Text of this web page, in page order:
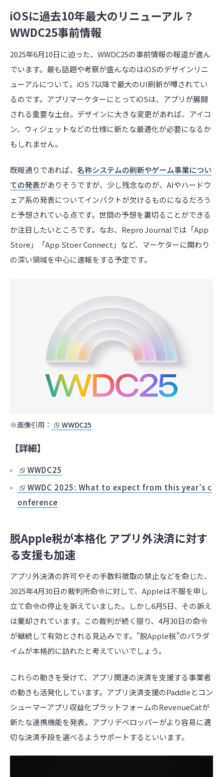
iOSに過去10年最大のリニューアル？
WWDC25事前情報
2025年6月10日に迫った、WWDC25の事前情報の報道が進ん
でいます。最も話題や考察が盛んなのはiOSのデザインリニ
ューアルについて。iOS 7以降で最大のUI刷新が噂されてい
るのです。アプリマーケターにとってiOSは、アプリが展開
される重要な土台。デザインに大きな変更があれば、アイコ
ン、ウィジェットなどの仕様に新たな最適化が必要になるか
もしれません。
既報通りであれば、 名称システムの刷新やゲーム事業につい
ての発表がありそうですが、少し残念なのが、AIやハードウ
ェア系の発表についてインパクトが欠けるものになるだろう
と予想されている点です。世間の予想を裏切ることができる
か注目したいところです。なお、Repro Journalでは「App
Store」「App Stoer Connect」など、マーケターに関わり
の深い領域を中心に速報をする予定です。
※画像引用： WWDC25
【詳細】
WWDC25
WWDC 2025: What to expect from this year’s c
onference
脱Apple税が本格化 アプリ外決済に対す
る支援も加速
アプリ外決済の許可やその手数料徴取の禁止などを命じた、
2025年4月30日の裁判所命令に対して、Appleは不服を申し
立て命令の停止を訴えていました。しかし6月5日、その訴え
は棄却されています。この裁判が続く限り、4月30日の命令
が継続して有効とされる見込みです。"脱Apple税”のパラダ
イムが本格的に訪れたと考えていいでしょう。
これらの動きを受けて、アプリ関連の決済を支援する事業者
の動きも活発化しています。アプリ決済支援のPaddleとコン
シューマーアプリ収益化プラットフォームのRevenueCatが
新たな連携機能を発表。アプリデベロッパーがより容易に適
切な決済手段を選べるようサポートするといいます。